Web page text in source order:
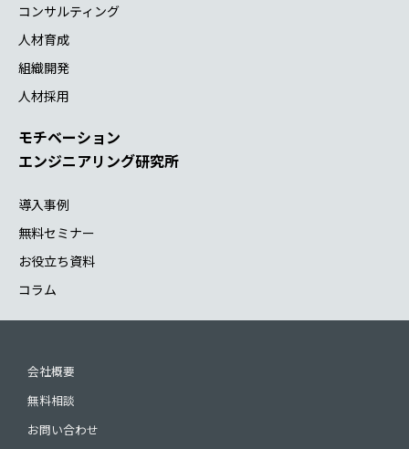
コンサルティング
人材育成
組織開発
人材採用
モチベーション
エンジニアリング研究所
導入事例
無料セミナー
お役立ち資料
コラム
会社概要
無料相談
お問い合わせ